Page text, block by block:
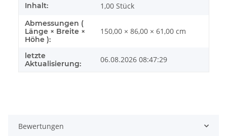
Inhalt: 1,00 Stück
Abmessungen (
Länge × Breite ×
Höhe ):
150,00 × 86,00 × 61,00 cm
letzte
Aktualisierung:
06.08.2026 08:47:29
Bewertungen